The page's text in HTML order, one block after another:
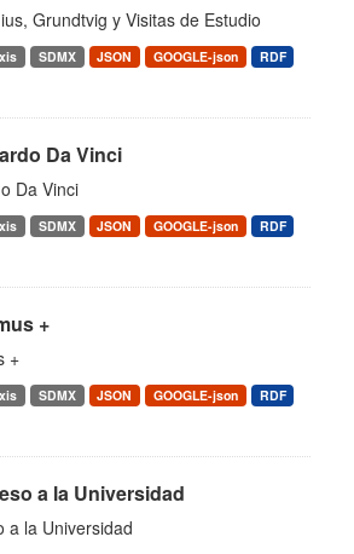
Grundtvig y Visitas de Estudio
SDMX JSON GOOGLE-json
RDF
Da Vinci
Da Vinci
SDMX JSON GOOGLE-json
RDF
+
+
SDMX JSON GOOGLE-json
RDF
a la Universidad
a la Universidad